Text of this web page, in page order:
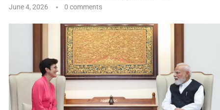
June 4, 2026 0 comments